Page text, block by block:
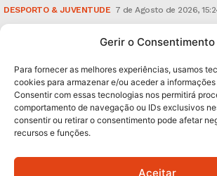
Gerir o Consentimento
Para fornecer as melhores experiências, usamos
cookies para armazenar e/ou aceder a
Consentir com essas tecnologias nos permitirá
comportamento de navegação ou IDs exclusivos
consentir ou retirar o consentimento pode afetar
recursos e funções.
Aceitar
DESPORTO & JUVENTUDE 7 de Agosto de 2026,
caudais e antecipa situações de risco
Subscreva Newsletter: